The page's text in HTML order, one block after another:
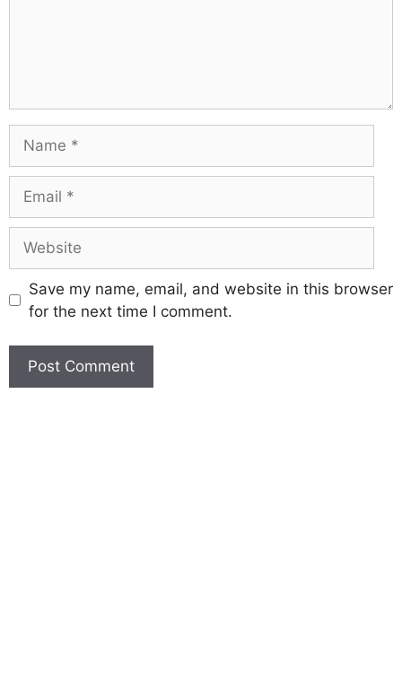
Save my name, email, and website in this browser
for the next time I comment.